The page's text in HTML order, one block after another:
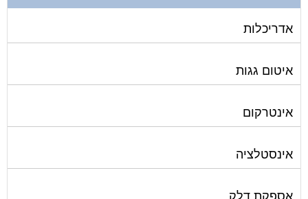
בישום בניין
גביית ועד בית
גגות סולאריים לייצור חשמל
גז